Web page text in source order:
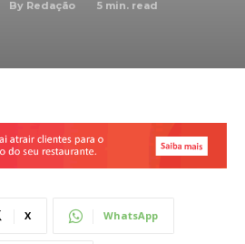
By Redação 5 min. read
X WhatsApp